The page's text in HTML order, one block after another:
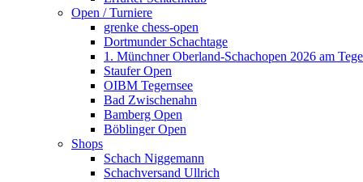
Open / Turniere
grenke chess-open
Dortmunder Schachtage
1. Münchner Oberland-Schachopen 2026 am
Staufer Open
OIBM Tegernsee
Bad Zwischenahn
Bamberg Open
Böblinger Open
Shops
Schach Niggemann
Schachversand Ullrich